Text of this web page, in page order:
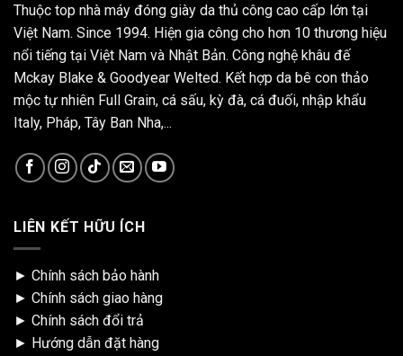
Thuộc top nhà máy đóng giày da thủ công cao cấp lớn tại
Việt Nam. Since 1994. Hiện gia công cho hơn 10 thương hiệu
nổi tiếng tại Việt Nam và Nhật Bản. Công nghệ khâu đế
Mckay Blake & Goodyear Welted. Kết hợp da bê con thảo
mộc tự nhiên Full Grain, cá sấu, kỳ đà, cá đuối, nhập khẩu
Italy, Pháp, Tây Ban Nha,...
LIÊN KẾT HỮU ÍCH
► Chính sách bảo hành
► Chính sách giao hàng
► Chính sách đổi trả
► Hướng dẫn đặt hàng